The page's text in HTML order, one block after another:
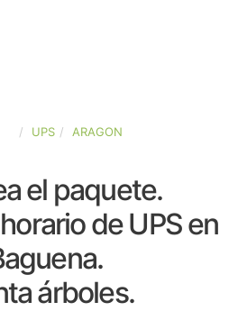
UPS ARAGON
el paquete.
de UPS en
árboles.